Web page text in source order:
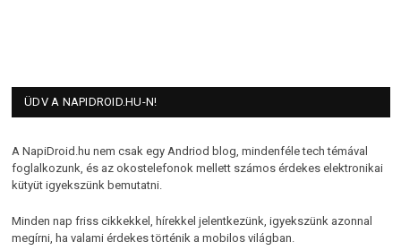
ÜDV A NAPIDROID.HU-N!
A NapiDroid.hu nem csak egy Andriod blog, mindenféle tech témával
foglalkozunk, és az okostelefonok mellett számos érdekes elektronikai
kütyüt igyekszünk bemutatni.
Minden nap friss cikkekkel, hírekkel jelentkezünk, igyekszünk azonnal
megírni, ha valami érdekes történik a mobilos világban.